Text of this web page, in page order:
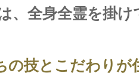
、全身全霊を掛け
の技とこだわりが